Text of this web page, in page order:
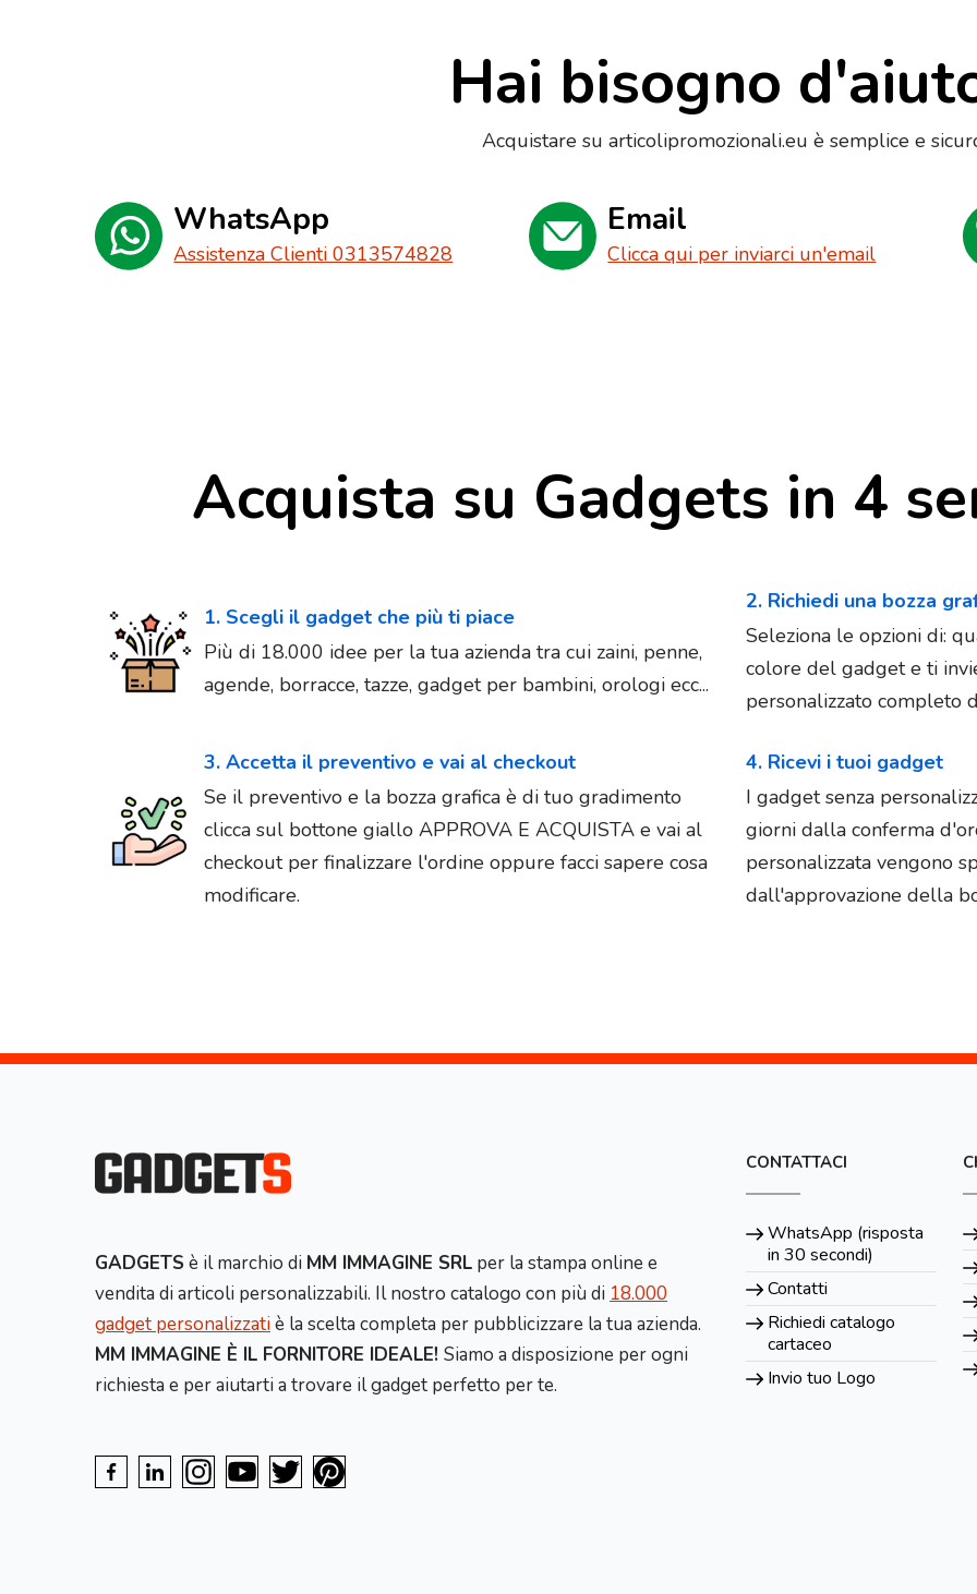
Hai bisogno
Acquistare su articolipromozionali.eu è semplice e
WhatsApp
Assistenza Clienti 0313574828
Email
Clicca qui per inviarci un'email
Acquista su Gadgets in 4
1. Scegli il gadget che più ti piace
Più di 18.000 idee per la tua azienda tra cui zaini, penne,
agende, borracce, tazze, gadget per bambini, orologi ecc...
2. Richiedi una bozza
Seleziona le opzioni di:
colore del gadget e ti
personalizzato completo
3. Accetta il preventivo e vai al checkout
Se il preventivo e la bozza grafica è di tuo gradimento
clicca sul bottone giallo APPROVA E ACQUISTA e vai al
checkout per finalizzare l'ordine oppure facci sapere cosa
modificare.
4. Ricevi i tuoi gadget
I gadget senza
giorni dalla conferma
personalizzata vengono
dall'approvazione della
GADGETS è il marchio di MM IMMAGINE SRL per la stampa online e
vendita di articoli personalizzabili. Il nostro catalogo con più di 18.000
gadget personalizzatiè la scelta completa per pubblicizzare la tua azienda.
MM IMMAGINE È IL FORNITORE IDEALE! Siamo a disposizione per ogni
richiesta e per aiutarti a trovare il gadget perfetto per te.
CONTATTACI
WhatsApp (risposta
in 30 secondi)
Contatti
Richiedi catalogo
cartaceo
Invio tuo Logo